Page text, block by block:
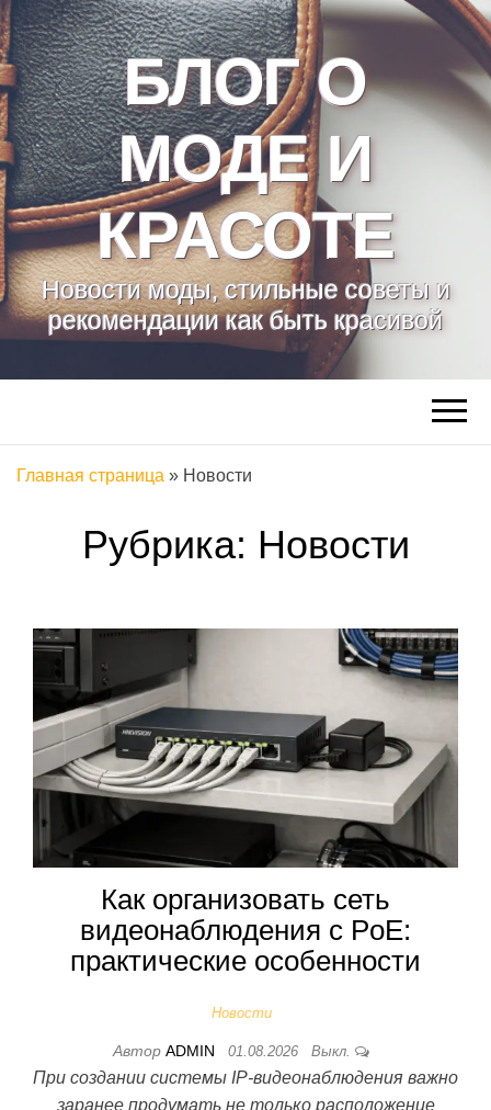
БЛОГ О
МОДЕ И
КРАСОТЕ
Новости моды, стильные советы и
рекомендации как быть красивой
Главная страница » Новости
Рубрика: Новости
Как организовать сеть
видеонаблюдения с PoE:
практические особенности
Новости
Автор ADMIN 01.08.2026 Выкл.
При создании системы IP-видеонаблюдения важно
заранее продумать не только расположение